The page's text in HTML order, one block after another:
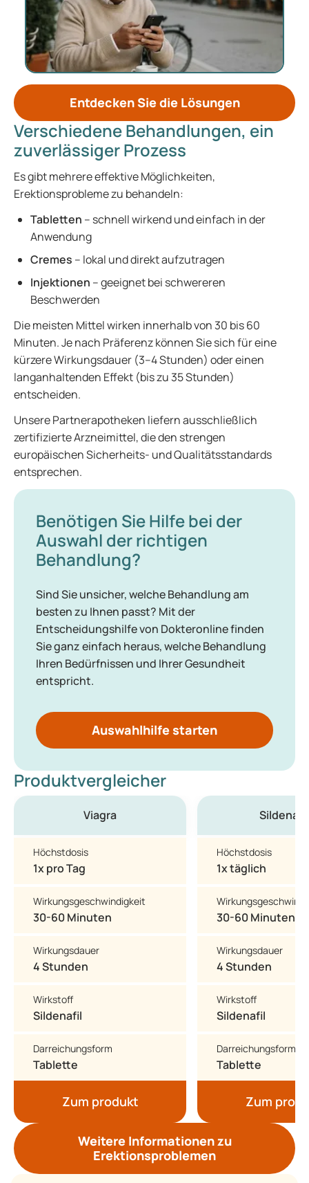
Entdecken Sie die Lösungen
Verschiedene Behandlungen, ein
zuverlässiger Prozess
Es gibt mehrere effektive Möglichkeiten,
Erektionsprobleme zu behandeln:
Tabletten – schnell wirkend und einfach in der
Anwendung
Cremes – lokal und direkt aufzutragen
Injektionen – geeignet bei schwereren
Beschwerden
Die meisten Mittel wirken innerhalb von 30 bis 60
Minuten. Je nach Präferenz können Sie sich für eine
kürzere Wirkungsdauer (3–4 Stunden) oder einen
langanhaltenden Effekt (bis zu 35 Stunden)
entscheiden.
Unsere Partnerapotheken liefern ausschließlich
zertifizierte Arzneimittel, die den strengen
europäischen Sicherheits- und Qualitätsstandards
entsprechen.
Benötigen Sie Hilfe bei der
Auswahl der richtigen
Behandlung?
Sind Sie unsicher, welche Behandlung am
besten zu Ihnen passt? Mit der
Entscheidungshilfe von Dokteronline finden
Sie ganz einfach heraus, welche Behandlung
Ihren Bedürfnissen und Ihrer Gesundheit
entspricht.
Auswahlhilfe starten
Produktvergleicher
Viagra
Höchstdosis
1x pro Tag
Wirkungsgeschwindigkeit
30-60 Minuten
Wirkungsdauer
4 Stunden
Wirkstoff
Sildenafil
Darreichungsform
Tablette
Zum produkt
Sildenafil
Höchstdosis
1x täglich
30-60 Minuten
Wirkungsdauer
4 Stunden
Wirkstoff
Sildenafil
Darreichungsform
Tablette
Zum
Weitere Informationen zu
Erektionsproblemen